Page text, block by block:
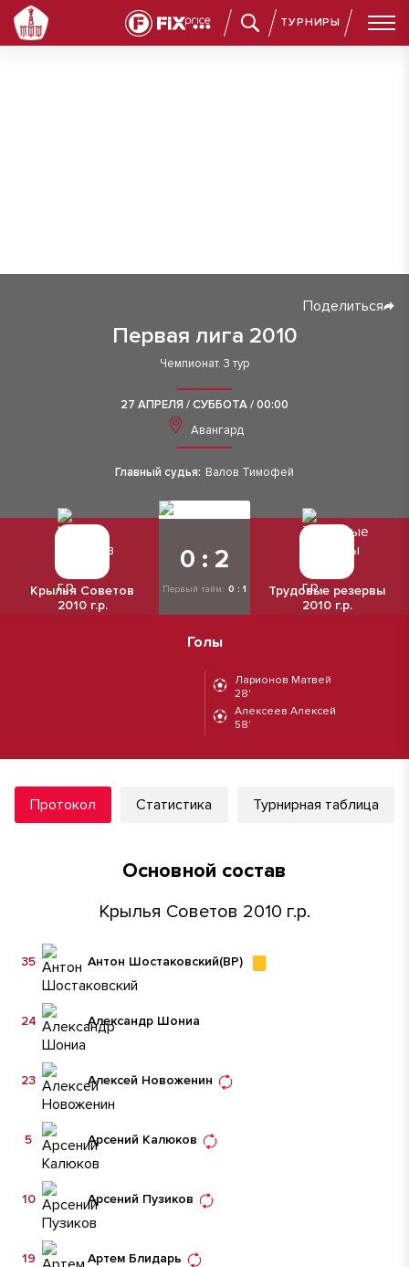
ТУРНИРЫ
Первая лига 2010
Поделиться
Чемпионат. 3 тур
27 АПРЕЛЯ / СУББОТА / 00:00
Авангард
Главный судья: Валов Тимофей
Крылья Советов
2010 г.р.
0 : 2
Первый тайм: 0 : 1
Трудовые резервы
2010 г.р.
Голы
Ларионов Матвей
28'
Алексеев Алексей
58'
Протокол Статистика Турнирная таблица
Основной состав
Крылья Советов 2010 г.р.
Антон Шостаковский(ВР)
35
Александр Шониа
24
Алексей Новоженин
23
Арсений Калюков
5
Арсений Пузиков
10
Артем Блидарь
19